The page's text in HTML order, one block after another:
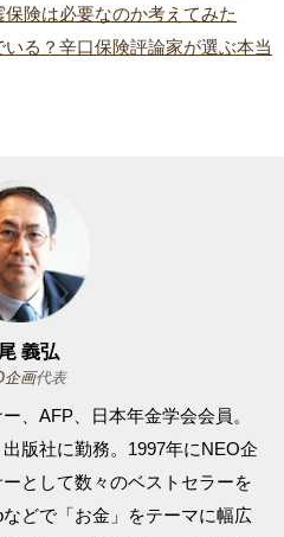
険は必要なのか考えてみた
る？辛口保険評論家が選ぶ本当
義弘
企画代表
、AFP、日本年金学会会員。
版社に勤務。1997年にNEO企
として数々のベストセラーを
どで「お金」をテーマに幅広